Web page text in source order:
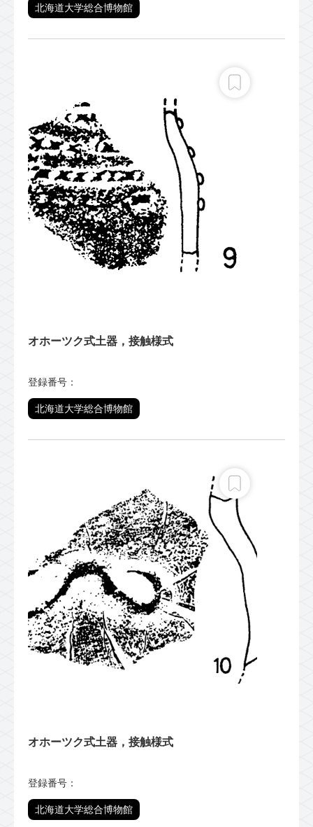
北海道大学総合博物館
オホーツク式土器，接触様式
登録番号：
北海道大学総合博物館
オホーツク式土器，接触様式
登録番号：
北海道大学総合博物館